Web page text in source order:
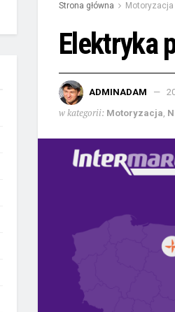
Strona główna Motoryzacja
Elektryka
ADMINADAM
w kategorii: Motoryzacja